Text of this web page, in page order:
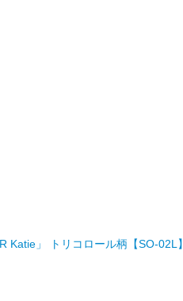
Katie」 トリコロール柄【SO-02L】